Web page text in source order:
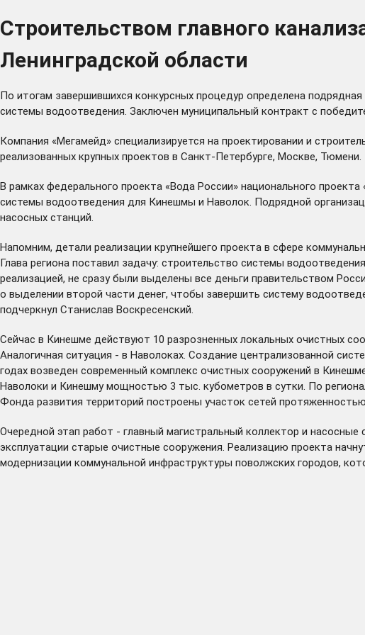
Строительством главного
Ленинградской области
По итогам завершившихся конкурсных процедур определена
системы водоотведения. Заключен муниципальный контракт с
Компания «Мегамейд» специализируется на проектировании и
реализованных крупных проектов в Санкт-Петербурге, Москве, Тюмени.
В рамках федерального проекта «Вода России» национального
системы водоотведения для Кинешмы и Наволок. Подрядной
насосных станций.
Напомним, детали реализации крупнейшего проекта в сфере
Глава региона поставил задачу: строительство системы
реализацией, не сразу были выделены все деньги правительством
о выделении второй части денег, чтобы завершить систему
подчеркнул Станислав Воскресенский.
Сейчас в Кинешме действуют 10 разрозненных локальных очистных
Аналогичная ситуация - в Наволоках. Создание централизованной
годах возведен современный комплекс очистных сооружений в
Наволоки и Кинешму мощностью 3 тыс. кубометров в сутки. По
Фонда развития территорий построены участок сетей
Очередной этап работ - главный магистральный коллектор и
эксплуатации старые очистные сооружения. Реализацию проекта
модернизации коммунальной инфраструктуры поволжских городов,